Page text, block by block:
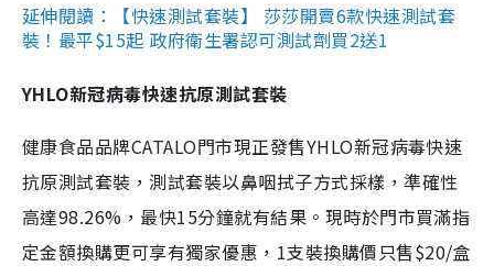
延伸閱讀：【快速測試套裝】 莎莎開賣6款快速測試套
裝！最平$15起 政府衛生署認可測試劑買2送1
YHLO新冠病毒快速抗原測試套裝
健康食品品牌CATALO門市現正發售YHLO新冠病毒快速
抗原測試套裝，測試套裝以鼻咽拭子方式採樣，準確性
高達98.26%，最快15分鐘就有結果。現時於門市買滿指
定金額換購更可享有獨家優惠，1支裝換購價只售$20/盒